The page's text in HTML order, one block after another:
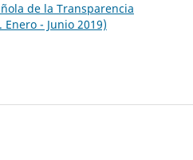
de la Transparencia
- Junio 2019)